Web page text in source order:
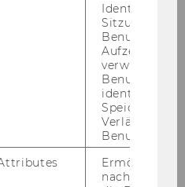
Klaus (geb. 1939),
Dr., Oesterreichische
Wien, i. R.;
des Bundes
Identifiziert
Sitzung eines
Benutzers.
verwendet,
identifizieren.
Verlängert
Ermöglicht